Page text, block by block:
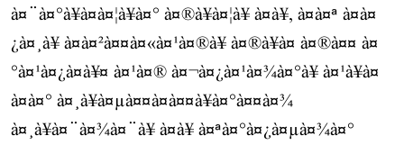
à¤¨à¤°à¥à¤à¤¦à¥à¤° à¤®à¥à¤¦à¥ à¤à¥, à¤à¤ª à¤à¤
¿à¤¸à¥ à¤à¤²à¤¤à¤«à¤¹à¤®à¥ à¤®à¥à¤ à¤®à¤¤ à¤
°à¤¹à¤¿à¤à¥¤ à¤¹à¤® à¤¬à¤¿à¤¹à¤¾à¤°à¥ à¤¹à¥à¤
à¤à¤° à¤¸à¥à¤µà¤¤à¤à¤¤à¥à¤°à¤¤à¤¾
à¤¸à¥à¤¨à¤¾à¤¨à¥ à¤à¥ à¤ªà¤°à¤¿à¤µà¤¾à¤°